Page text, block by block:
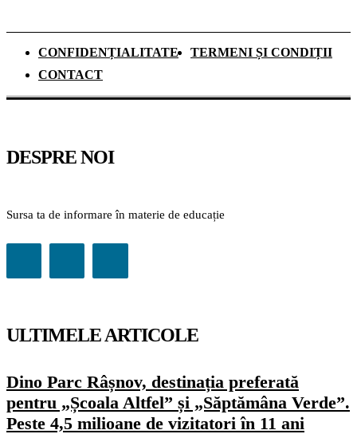
CONFIDENȚIALITATE
TERMENI ȘI CONDIȚII
CONTACT
DESPRE NOI
Sursa ta de informare în materie de educație
ULTIMELE ARTICOLE
Dino Parc Râșnov, destinația preferată
pentru „Școala Altfel” și „Săptămâna Verde”.
Peste 4,5 milioane de vizitatori în 11 ani